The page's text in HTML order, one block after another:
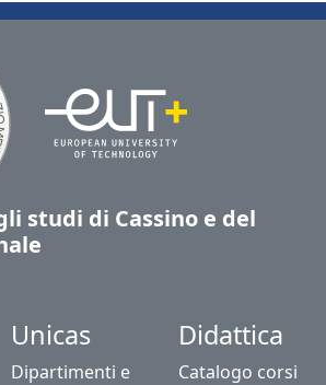
studi di Cassino e del
Unicas
Dipartimenti e
Didattica
Catalogo corsi